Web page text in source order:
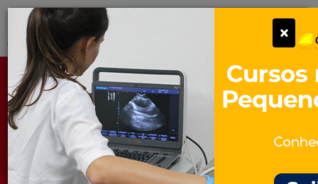
Pular
para
conteúdo
Portal para Profissionais Veterinários
Assine Gratuitamente
×